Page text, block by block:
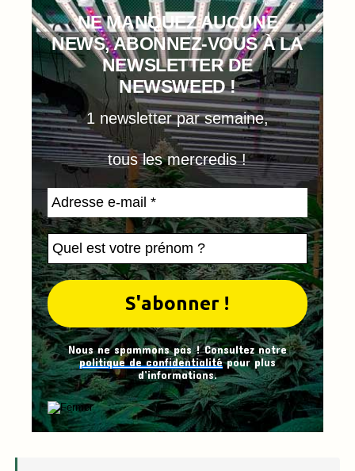
NE MANQUEZ AUCUNE
NEWS, ABONNEZ-VOUS À LA
NEWSLETTER DE
NEWSWEED !
1 newsletter par semaine,
tous les mercredis !
Nous ne spammons pas ! Consultez notre
politique de confidentialitépour plus
d’informations.